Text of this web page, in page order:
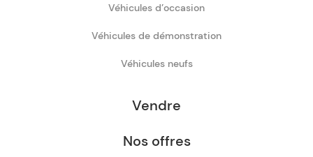
Véhicules d’occasion
Véhicules de démonstration
Véhicules neufs
Vendre
Nos offres